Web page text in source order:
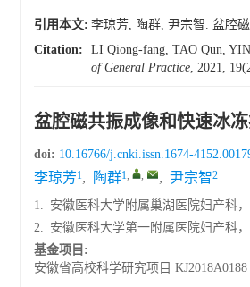
引用本文: 李琼芳, 陶群, 尹宗智. 盆腔
Citation:
LI Qiong-fang, TAO Qun, YIN
of General Practice, 2021,
盆腔磁共振成像和快速冰
doi: 10.16766/j.cnki.issn.1674-
李琼芳1, 陶群1, , , 尹宗智2
1. 安徽医科大学附属巢湖医院妇产科
2. 安徽医科大学第一附属医院妇产科
基金项目:
安徽省高校科学研究项目 KJ2018A0188